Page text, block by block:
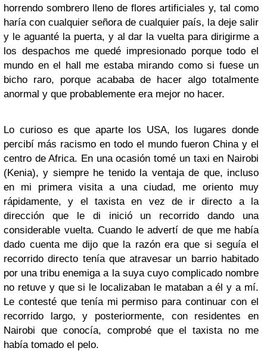
horrendo sombrero lleno de flores artificiales y, tal como
haría con cualquier señora de cualquier país, la deje salir
y le aguanté la puerta, y al dar la vuelta para dirigirme a
los despachos me quedé impresionado porque todo el
mundo en el hall me estaba mirando como si fuese un
bicho raro, porque acababa de hacer algo totalmente
anormal y que probablemente era mejor no hacer.
Lo curioso es que aparte los USA, los lugares donde
percibí más racismo en todo el mundo fueron China y el
centro de Africa. En una ocasión tomé un taxi en Nairobi
(Kenia), y siempre he tenido la ventaja de que, incluso
en mi primera visita a una ciudad, me oriento muy
rápidamente, y el taxista en vez de ir directo a la
dirección que le di inició un recorrido dando una
considerable vuelta. Cuando le advertí de que me había
dado cuenta me dijo que la razón era que si seguía el
recorrido directo tenía que atravesar un barrio habitado
por una tribu enemiga a la suya cuyo complicado nombre
no retuve y que si le localizaban le mataban a él y a mí.
Le contesté que tenía mi permiso para continuar con el
recorrido largo, y posteriormente, con residentes en
Nairobi que conocía, comprobé que el taxista no me
había tomado el pelo.